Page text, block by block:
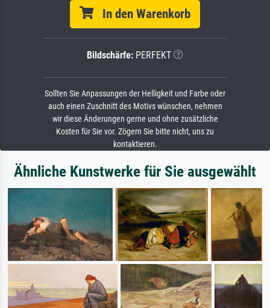
In den Warenkorb
Bildschärfe: PERFEKT
Sollten Sie Anpassungen der Helligkeit und Farbe oder
auch einen Zuschnitt des Motivs wünschen, nehmen
wir diese Änderungen gerne und ohne zusätzliche
Kosten für Sie vor. Zögern Sie bitte nicht, uns zu
kontaktieren.
Ähnliche Kunstwerke für Sie ausgewählt